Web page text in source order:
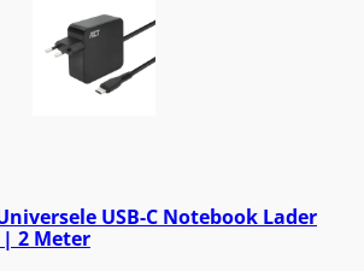
USB-C Notebook Lader
| 2 Meter